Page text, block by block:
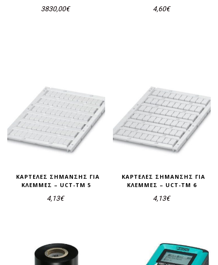
3830,00€ 4,60€
ΚΑΡΤΈΛΕΣ ΣΉΜΑΝΣΗΣ ΓΙΑ
ΚΛΈΜΜΕΣ – UCT-TM 5
4,13€
ΚΑΡΤΈΛΕΣ ΣΉΜΑΝΣΗΣ ΓΙΑ
ΚΛΈΜΜΕΣ – UCT-TM 6
4,13€